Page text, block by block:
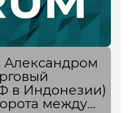
в Индонезии)
между